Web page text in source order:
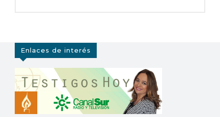
Enlaces de interés